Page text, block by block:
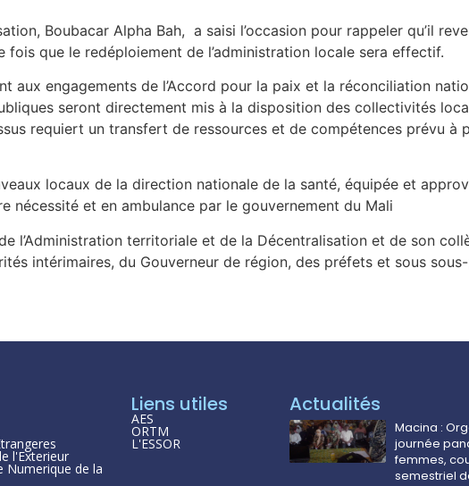
Boubacar Alpha Bah, a saisi l’occasion pour rappeler qu’il
que le redéploiement de l’administration locale sera effectif.
engagements de l’Accord pour la paix et la réconciliation
seront directement mis à la disposition des collectivités
requiert un transfert de ressources et de compétences prévu à
locaux de la direction nationale de la santé, équipée et
nécessité et en ambulance par le gouvernement du Mali
l’Administration territoriale et de la Décentralisation et de son
intérimaires, du Gouverneur de région, des préfets et sous
l'Exterieur
Numerique de la
Liens utiles
AES
ORTM
L'ESSOR
Actualités
Macina :
journée
femmes,
semestriel